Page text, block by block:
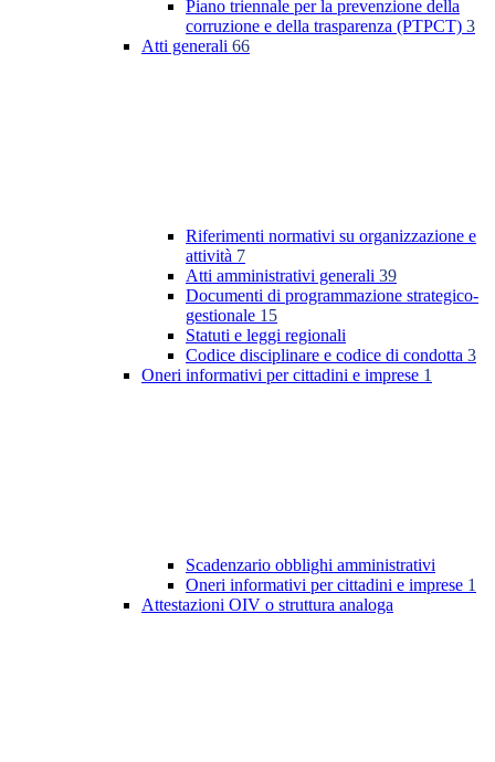
Piano triennale per la prevenzione della
corruzione e della trasparenza (PTPCT) 3
Atti generali 66
Riferimenti normativi su organizzazione e
attività 7
Atti amministrativi generali 39
Documenti di programmazione strategico-
gestionale 15
Statuti e leggi regionali
Codice disciplinare e codice di condotta 3
Oneri informativi per cittadini e imprese 1
Scadenzario obblighi amministrativi
Oneri informativi per cittadini e imprese 1
Attestazioni OIV o struttura analoga